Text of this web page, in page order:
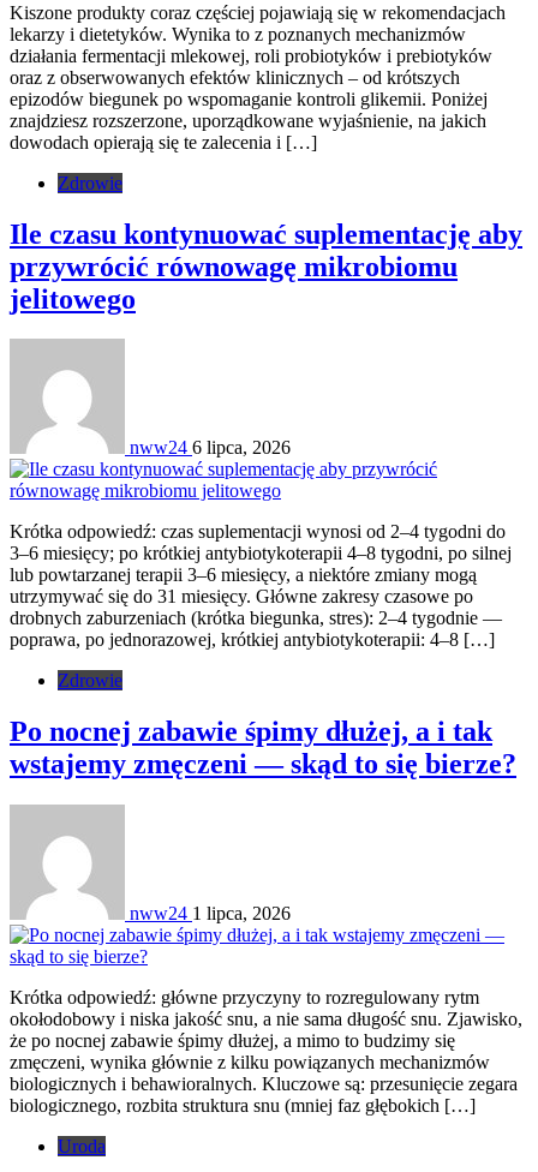
Kiszone produkty coraz częściej pojawiają się w rekomendacjach
lekarzy i dietetyków. Wynika to z poznanych mechanizmów
działania fermentacji mlekowej, roli probiotyków i prebiotyków
oraz z obserwowanych efektów klinicznych – od krótszych
epizodów biegunek po wspomaganie kontroli glikemii. Poniżej
znajdziesz rozszerzone, uporządkowane wyjaśnienie, na jakich
dowodach opierają się te zalecenia i […]
Zdrowie
Ile czasu kontynuować suplementację aby
przywrócić równowagę mikrobiomu
jelitowego
nww24 6 lipca, 2026
Krótka odpowiedź: czas suplementacji wynosi od 2–4 tygodni do
3–6 miesięcy; po krótkiej antybiotykoterapii 4–8 tygodni, po silnej
lub powtarzanej terapii 3–6 miesięcy, a niektóre zmiany mogą
utrzymywać się do 31 miesięcy. Główne zakresy czasowe po
drobnych zaburzeniach (krótka biegunka, stres): 2–4 tygodnie —
poprawa, po jednorazowej, krótkiej antybiotykoterapii: 4–8 […]
Zdrowie
Po nocnej zabawie śpimy dłużej, a i tak
wstajemy zmęczeni — skąd to się bierze?
nww24 1 lipca, 2026
Krótka odpowiedź: główne przyczyny to rozregulowany rytm
okołodobowy i niska jakość snu, a nie sama długość snu. Zjawisko,
że po nocnej zabawie śpimy dłużej, a mimo to budzimy się
zmęczeni, wynika głównie z kilku powiązanych mechanizmów
biologicznych i behawioralnych. Kluczowe są: przesunięcie zegara
biologicznego, rozbita struktura snu (mniej faz głębokich […]
Uroda